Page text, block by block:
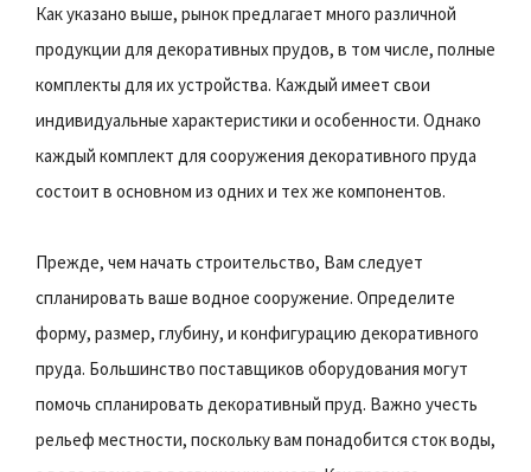
Как указано выше, рынок предлагает много различной
продукции для декоративных прудов, в том числе, полные
комплекты для их устройства. Каждый имеет свои
индивидуальные характеристики и особенности. Однако
каждый комплект для сооружения декоративного пруда
состоит в основном из одних и тех же компонентов.
Прежде, чем начать строительство, Вам следует
спланировать ваше водное сооружение. Определите
форму, размер, глубину, и конфигурацию декоративного
пруда. Большинство поставщиков оборудования могут
помочь спланировать декоративный пруд. Важно учесть
рельеф местности, поскольку вам понадобится сток воды,